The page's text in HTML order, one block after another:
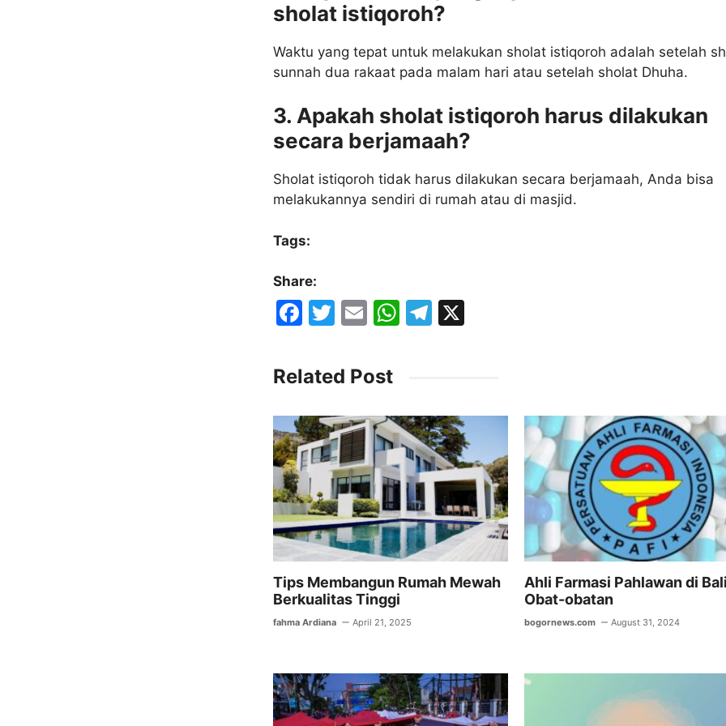
sholat istiqoroh?
Waktu yang tepat untuk melakukan sholat istiqoroh adalah setelah
sunnah dua rakaat pada malam hari atau setelah sholat Dhuha.
3. Apakah sholat istiqoroh harus dilakukan
secara berjamaah?
Sholat istiqoroh tidak harus dilakukan secara berjamaah, Anda bisa
melakukannya sendiri di rumah atau di masjid.
Tags:
Share:
F
c
e
b
o
o
k
T
itt
er
E
ai
l
W
A
p
p
T
a
m
Related Post
Tips Membangun Rumah Mewah
Berkualitas Tinggi
fahma Ardiana April 21, 2025
Ahli Farmasi Pahlawan di
Obat-obatan
bogornews.com August 31, 2024